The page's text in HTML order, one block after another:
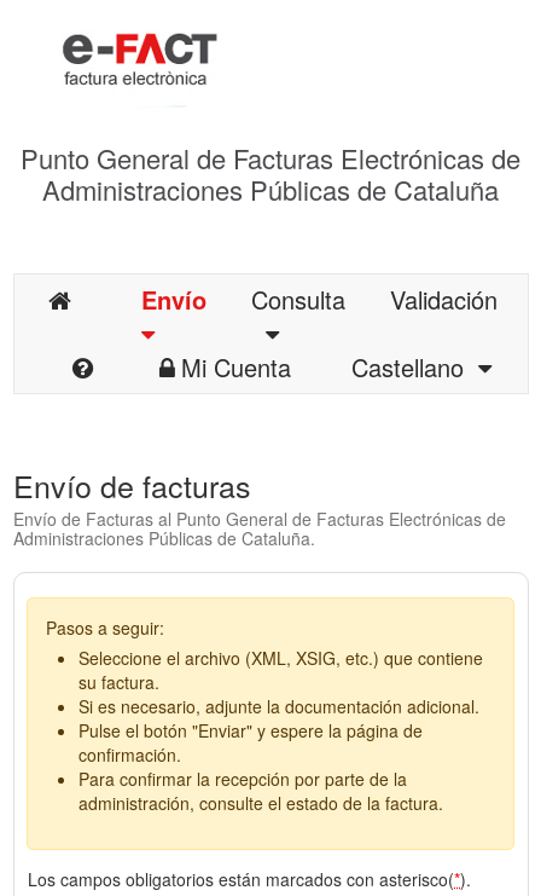
Punto General de Facturas Electrónicas de
Administraciones Públicas de Cataluña
Envío Consulta
Validación
Mi Cuenta
Castellano
Envío de facturas
Envío de Facturas al Punto General de Facturas Electrónicas de
Administraciones Públicas de Cataluña.
Pasos a seguir:
Seleccione el archivo (XML, XSIG, etc.) que contiene
su factura.
Si es necesario, adjunte la documentación adicional.
Pulse el botón "Enviar" y espere la página de
confirmación.
Para confirmar la recepción por parte de la
administración, consulte el estado de la factura.
Los campos obligatorios están marcados con asterisco(*).